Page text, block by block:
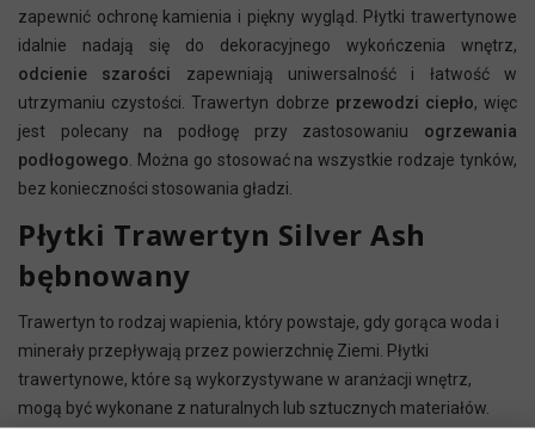
zapewnić ochronę kamienia i piękny wygląd. Płytki trawertynowe
idalnie nadają się do dekoracyjnego wykończenia wnętrz,
odcienie szarości zapewniają uniwersalność i łatwość w
utrzymaniu czystości. Trawertyn dobrze przewodzi ciepło, więc
jest polecany na podłogę przy zastosowaniu ogrzewania
podłogowego . Można go stosować na wszystkie rodzaje tynków,
bez konieczności stosowania gładzi.
Płytki Trawertyn Silver Ash
bębnowany
Trawertyn to rodzaj wapienia, który powstaje, gdy gorąca woda i
minerały przepływają przez powierzchnię Ziemi. Płytki
trawertynowe, które są wykorzystywane w aranżacji wnętrz,
mogą być wykonane z naturalnych lub sztucznych materiałów.